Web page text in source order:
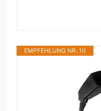
EMPFEHLUNG NR. 10